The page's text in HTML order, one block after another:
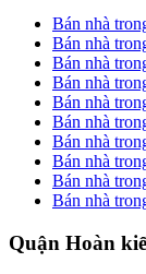
Bán nhà
Bán nhà
Bán nhà
Bán nhà
Bán nhà
Bán nhà
Bán nhà
Bán nhà
Bán nhà
Bán nhà
Quận Hoàn